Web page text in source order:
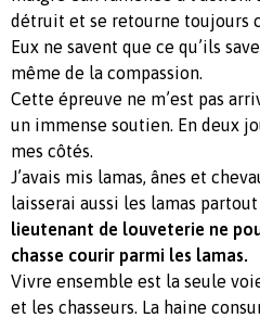
détruit et se retourne toujours
Eux ne savent que ce qu’ils
même de la compassion.
Cette épreuve ne m’est pas
un immense soutien. En deux
mes côtés.
J’avais mis lamas, ânes et
laisserai aussi les lamas
lieutenant de louveterie ne
chasse courir parmi les lamas.
Vivre ensemble est la seule
et les chasseurs. La haine